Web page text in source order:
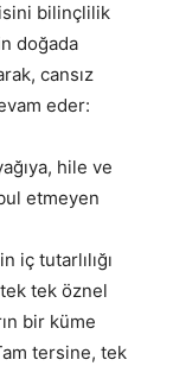
bilinçlilik
doğada
cansız
eder:
hile ve
etmeyen
iç tutarlılığı
tek öznel
bir küme
tersine, tek